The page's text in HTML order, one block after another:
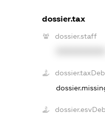
dossier.tax
dossier.staff